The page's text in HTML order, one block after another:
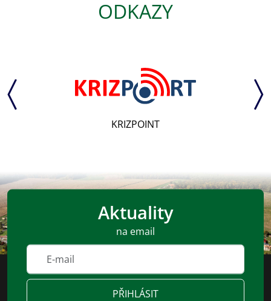
ODKAZY
KRIZPOINT
Aktuality
na email
PŘIHLÁSIT